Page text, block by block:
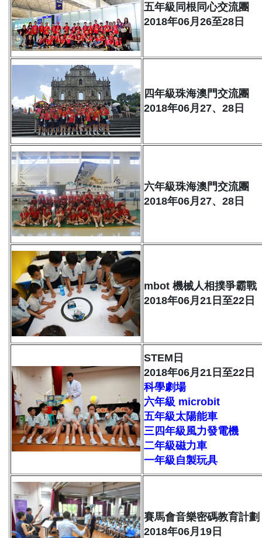
五年級同根同心交流團
2018年06月26至28日
四年級珠海澳門交流團
2018年06月27、28日
六年級珠海澳門交流團
2018年06月27、28日
mbot 機械人相撲爭霸戰
2018年06月21日至22日
STEM日
2018年06月21日至22日
科學劇場
六年級 microbit
五年級太陽能車
三四年級風力發電機
二年級磁力車
一年級自製玩具
賽馬會音樂密碼教育計劃
2018年06月19日